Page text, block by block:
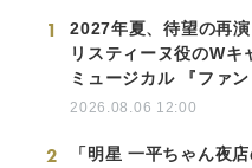
1
2027年夏、待望の再
リスティーヌ役のWキ
ミュージカル 『ファン
2026.08.06 12:00
2
「明星 一平ちゃん夜